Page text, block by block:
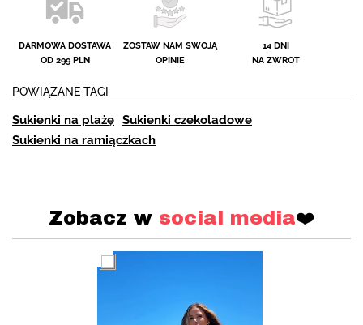
DARMOWA DOSTAWA
OD 299 PLN
ZOSTAW NAM SWOJĄ
OPINIE
14 DNI
NA ZWROT
POWIĄZANE TAGI
Sukienki na plażę Sukienki czekoladowe
Sukienki na ramiączkach
Zobacz w social media❤️